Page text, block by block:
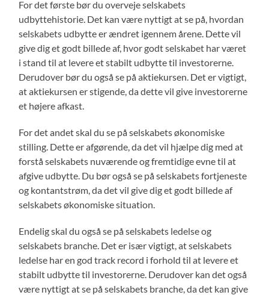
For det første bør du overveje selskabets
udbyttehistorie. Det kan være nyttigt at se på, hvordan
selskabets udbytte er ændret igennem årene. Dette vil
give dig et godt billede af, hvor godt selskabet har været
i stand til at levere et stabilt udbytte til investorerne.
Derudover bør du også se på aktiekursen. Det er vigtigt,
at aktiekursen er stigende, da dette vil give investorerne
et højere afkast.
For det andet skal du se på selskabets økonomiske
stilling. Dette er afgørende, da det vil hjælpe dig med at
forstå selskabets nuværende og fremtidige evne til at
afgive udbytte. Du bør også se på selskabets fortjeneste
og kontantstrøm, da det vil give dig et godt billede af
selskabets økonomiske situation.
Endelig skal du også se på selskabets ledelse og
selskabets branche. Det er især vigtigt, at selskabets
ledelse har en god track record i forhold til at levere et
stabilt udbytte til investorerne. Derudover kan det også
være nyttigt at se på selskabets branche, da det kan give